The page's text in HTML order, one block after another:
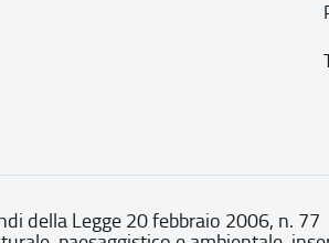
della Legge 20 febbraio 2006, n. 77